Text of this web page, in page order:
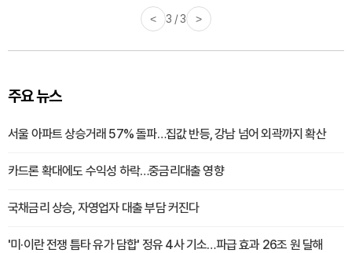
< 3 / 3 >
주요 뉴스
서울 아파트 상승거래 57% 돌파…집값 반등, 강남 넘어 외곽까지 확산
카드론 확대에도 수익성 하락…중금리대출 영향
국채금리 상승, 자영업자 대출 부담 커진다
'미·이란 전쟁 틈타 유가 담합' 정유 4사 기소…파급 효과 26조 원 달해